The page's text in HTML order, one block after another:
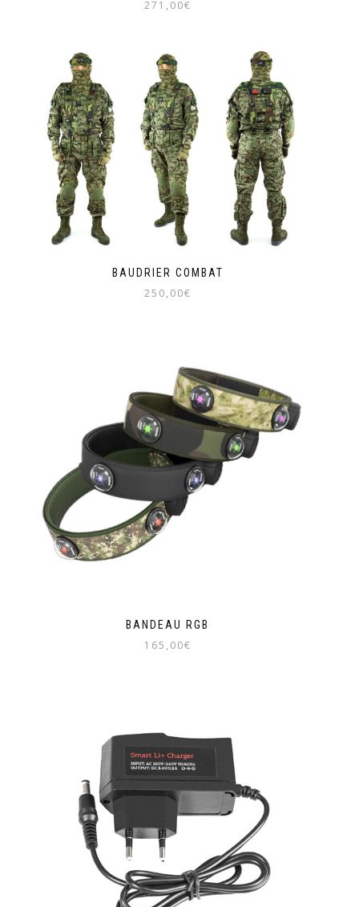
271,00€
BAUDRIER COMBAT
250,00€
BANDEAU RGB
165,00€